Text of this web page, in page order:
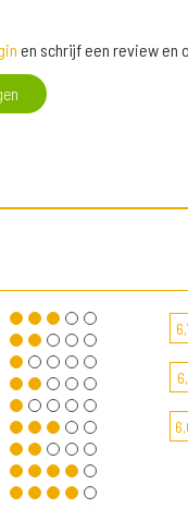
en schrijf een review en